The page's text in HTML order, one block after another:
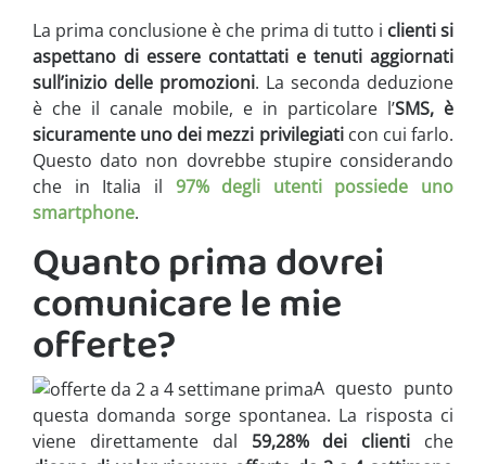
La prima conclusione è che prima di tutto i clienti si
aspettano di essere contattati e tenuti aggiornati
sull’inizio delle promozioni. La seconda deduzione
è che il canale mobile, e in particolare l’SMS, è
sicuramente uno dei mezzi privilegiaticon cui farlo.
Questo dato non dovrebbe stupire considerando
che in Italia il 97% degli utenti possiede uno
smartphone.
Quanto prima dovrei
comunicare le mie
offerte?
A questo punto
questa domanda sorge spontanea. La risposta ci
viene direttamente dal 59,28% dei clienti che